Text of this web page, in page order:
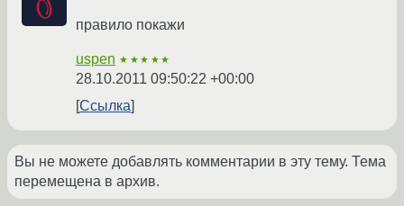
правило покажи
uspen ★★★★★
28.10.2011 09:50:22 +00:00
Ссылка
Вы не можете добавлять комментарии в эту тему. Тема
перемещена в архив.